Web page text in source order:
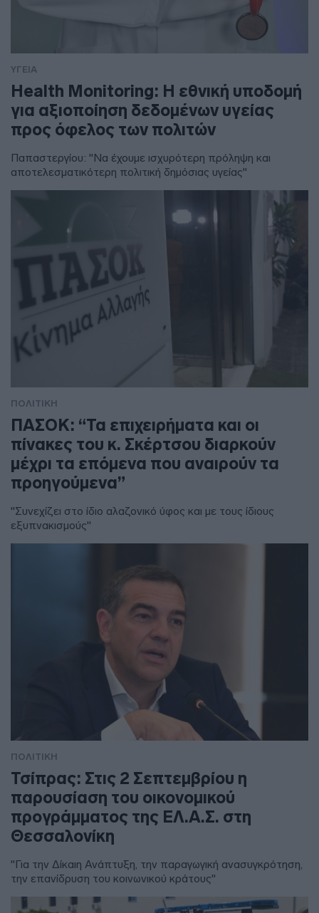
ΥΓΕΙΑ
Health Monitoring: Η εθνική υποδομή
για αξιοποίηση δεδομένων υγείας
προς όφελος των πολιτών
Παπαστεργίου: "Να έχουμε ισχυρότερη πρόληψη και
αποτελεσματικότερη πολιτική δημόσιας υγείας"
ΠΟΛΙΤΙΚΗ
ΠΑΣΟΚ: “Τα επιχειρήματα και οι
πίνακες του κ. Σκέρτσου διαρκούν
μέχρι τα επόμενα που αναιρούν τα
προηγούμενα”
"Συνεχίζει στο ίδιο αλαζονικό ύφος και με τους ίδιους
εξυπνακισμούς"
ΠΟΛΙΤΙΚΗ
Τσίπρας: Στις 2 Σεπτεμβρίου η
παρουσίαση του οικονομικού
προγράμματος της ΕΛ.Α.Σ. στη
Θεσσαλονίκη
"Για την Δίκαιη Ανάπτυξη, την παραγωγική ανασυγκρότηση,
την επανίδρυση του κοινωνικού κράτους"